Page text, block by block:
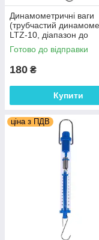
Динамометричні ваги
(трубчастий
LTZ-10, діапазон до
1000г/10N, крок
20г/0.2N
Готово до відправки
180 ₴
Купити
ціна з ПДВ